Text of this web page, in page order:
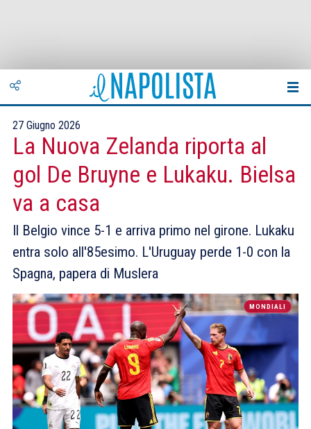
27 Giugno 2026
La Nuova Zelanda riporta al
gol De Bruyne e Lukaku. Bielsa
va a casa
Il Belgio vince 5-1 e arriva primo nel girone. Lukaku
entra solo all'85esimo. L'Uruguay perde 1-0 con la
Spagna, papera di Muslera
MONDIALI